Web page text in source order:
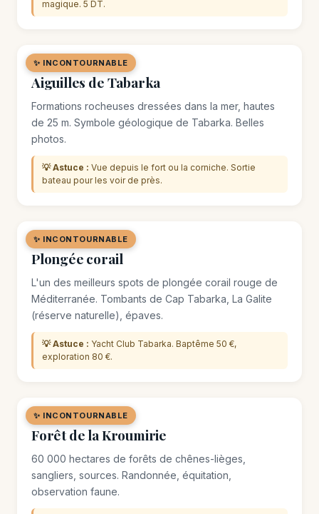
magique. 5 DT.
✨ INCONTOURNABLE
🌿 SITE NATUREL
Aiguilles de Tabarka
Formations rocheuses dressées dans la mer, hautes
de 25 m. Symbole géologique de Tabarka. Belles
photos.
💡 Astuce : Vue depuis le fort ou la corniche. Sortie
bateau pour les voir de près.
✨ INCONTOURNABLE
🌿 SITE NATUREL
Plongée corail
L'un des meilleurs spots de plongée corail rouge de
Méditerranée. Tombants de Cap Tabarka, La Galite
(réserve naturelle), épaves.
💡 Astuce : Yacht Club Tabarka. Baptême 50 €,
exploration 80 €.
✨ INCONTOURNABLE
🌿 SITE NATUREL
Forêt de la Kroumirie
60 000 hectares de forêts de chênes-lièges,
sangliers, sources. Randonnée, équitation,
observation faune.